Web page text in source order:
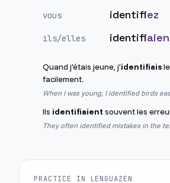
vous identifiez
ils/elles identifi
Quand j'étais jeune, j'identifiais
facilement.
When I was young, I identified birds
Ils identifiaientsouvent les
They often identified mistakes in the
PRACTICE IN LENGUAZEN